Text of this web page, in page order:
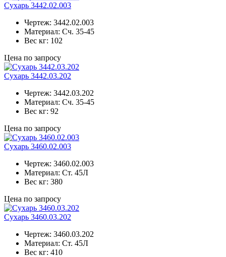
Сухарь 3442.02.003
Чертеж: 3442.02.003
Материал: Сч. 35-45
Вес кг: 102
Цена по запросу
Сухарь 3442.03.202
Чертеж: 3442.03.202
Материал: Сч. 35-45
Вес кг: 92
Цена по запросу
Сухарь 3460.02.003
Чертеж: 3460.02.003
Материал: Ст. 45Л
Вес кг: 380
Цена по запросу
Сухарь 3460.03.202
Чертеж: 3460.03.202
Материал: Ст. 45Л
Вес кг: 410